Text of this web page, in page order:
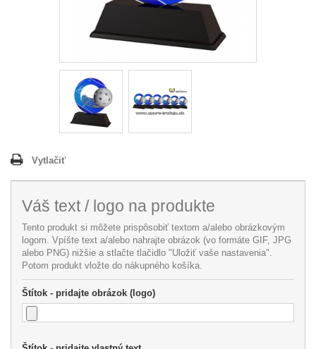
Vytlačiť
Váš text / logo na produkte
Tento produkt si môžete prispôsobiť textom a/alebo obrázkovým
logom. Vpíšte text a/alebo nahrajte obrázok (vo formáte GIF, JPG
alebo PNG) nižšie a stlačte tlačidlo "Uložiť vaše nastavenia".
Potom produkt vložte do nákupného košíka.
Štítok - pridajte obrázok (logo)